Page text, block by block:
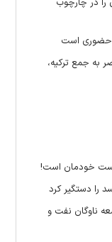
۵۳ کشتی تجاری را در چارچوب
حضوری است
به جمع ترکیه،
دست خودمان است!
را دستگیر کرد
توسعه ناوگان نفت و